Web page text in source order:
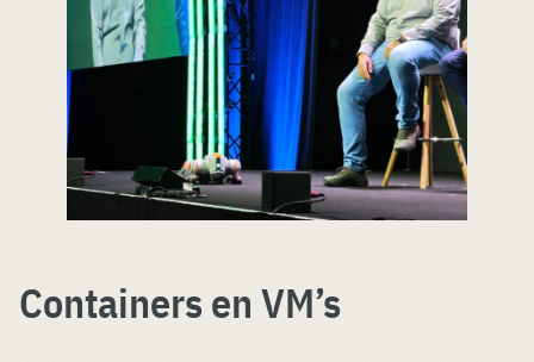
Containers en VM’s